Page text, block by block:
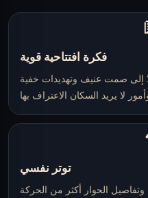
فكرة افتتاحية قوية
إلى صمت عنيف وتهديدات خفية
توتر نفسي
وتفاصيل الحوار أكثر من الحركة